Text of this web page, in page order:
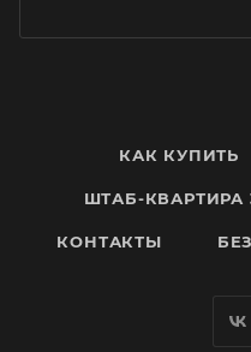
КАК КУПИТЬ
ШТАБ-КВАРТИРА
КОНТАКТЫ